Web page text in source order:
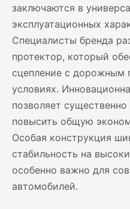
заключаются в
эксплуатационных
Специалисты бренда
протектор, который
сцепление с дорожным
условиях.
позволяет
повысить общую
Особая конструкция
стабильность на
особенно важно для
автомобилей.